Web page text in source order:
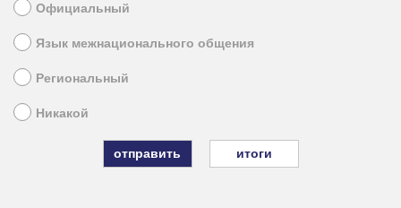
Официальный
Язык межнационального общения
Региональный
Никакой
итоги